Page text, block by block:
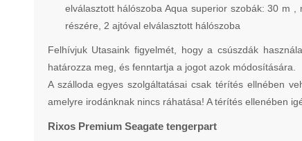
elválasztott hálószoba Aqua superior szobák: 30 m
részére, 2 ajtóval elválasztott hálószoba
Felhívjuk Utasaink figyelmét, hogy a csúszdák
határozza meg, és fenntartja a jogot azok módosítására.
A szálloda egyes szolgáltatásai csak térítés ellnében
amelyre irodánknak nincs ráhatása! A térítés ellenében
Rixos Premium Seagate tengerpart